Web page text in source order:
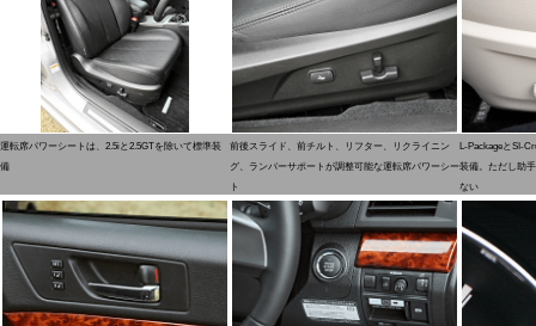
運転席パワーシートは、2.5iと2.5GTを除いて標準装
備
前後スライド、前チルト、リフター、リクライニン
グ、ランバーサポートが調整可能な運転席パワーシー
ト
L-PackageとSI-
装備。ただし助
ない